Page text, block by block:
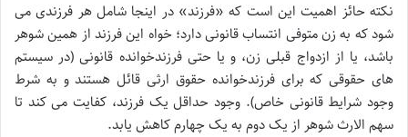
نکته حائز اهمیت این است که «فرزند» در اینجا شامل هر فرزندی می
شود که به زن متوفی انتساب قانونی دارد؛ خواه این فرزند از همین شوهر
باشد، یا از ازدواج قبلی زن، و یا حتی فرزندخوانده قانونی (در سیستم
های حقوقی که برای فرزندخوانده حقوق ارثی قائل هستند و به شرط
وجود شرایط قانونی خاص). وجود حداقل یک فرزند، کفایت می کند تا
سهم الارث شوهر از یک دوم به یک چهارم کاهش یابد.